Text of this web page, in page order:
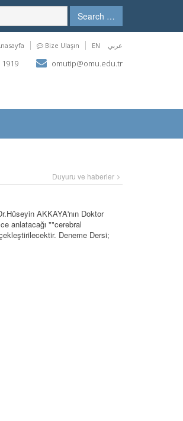
Search …
Bize Ulaşın EN عربي
1919 omutip@omu.edu.tr
Duyuru ve haberler
AKKAYA'nın Doktor
anlatacağı ""cerebral
Deneme Dersi;